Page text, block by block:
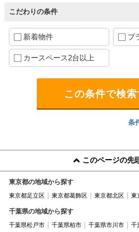
こだわりの条件
新着物件 プ
カースペース2台以上
条
このページの先
東京都の地域から探す
東京都足立区 東京都葛飾区 東京都北区 東
千葉県の地域から探す
千葉県松戸市 千葉県柏市 千葉県市川市
千